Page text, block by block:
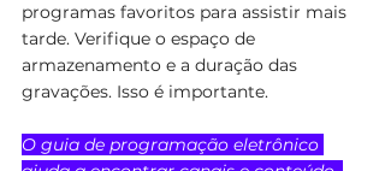
programas favoritos para assistir mais
tarde. Verifique o espaço de
armazenamento e a duração das
gravações. Isso é importante.
O guia de programação eletrônico